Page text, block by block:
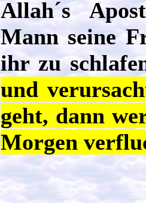
Allah´s
Mann seine
ihr zu
und
geht, dann
Morgen